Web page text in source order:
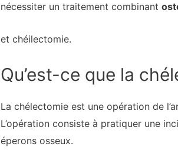
nécessiter un traitement combinant
et chéilectomie.
Qu’est-ce que la
La chélectomie est une opération de
L’opération consiste à pratiquer une
éperons osseux.